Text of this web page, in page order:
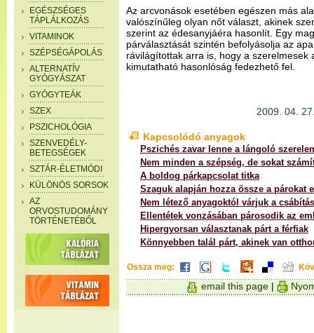
EGÉSZSÉGES
TÁPLÁLKOZÁS
VITAMINOK
SZÉPSÉGÁPOLÁS
ALTERNATÍV
GYÓGYÁSZAT
GYÓGYTEÁK
SZEX
PSZICHOLÓGIA
SZENVEDÉLY-
BETEGSÉGEK
SZTÁR-ÉLETMÓDI
KÜLÖNÖS SORSOK
AZ
ORVOSTUDOMÁNY
TÖRTÉNETÉBŐL
Az arcvonások esetében egészen más
valószínűleg olyan nőt választ, akinek
szerint az édesanyjáéra hasonlít. Egy
párválasztását szintén befolyásolja az
rávilágítottak arra is, hogy a szerelmesek
kimutatható hasonlóság fedezhető fel.
2009. 04.
Kapcsolódó anyagok
Pszichés zavar lenne a lángoló
Nem minden a szépség, de sokat
A boldog párkapcsolat titka
Szaguk alapján hozza össze a párokat
Nem létező anyagoktól várjuk a
Ellentétek vonzásában párosodik az
Hipergyorsan választanak párt a férfiak
Könnyebben talál párt, akinek van
Ossza meg:
email this page |